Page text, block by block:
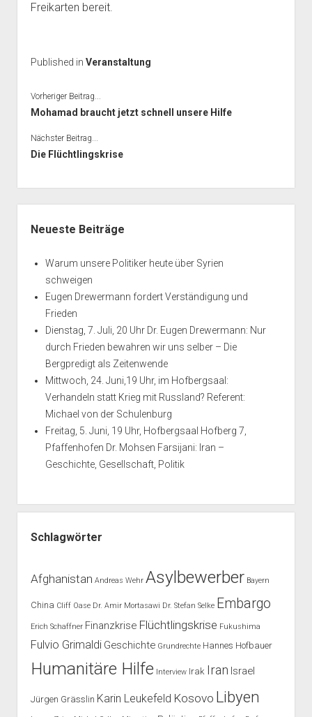
Freikarten bereit.
Published in Veranstaltung
Vorheriger Beitrag...
Mohamad braucht jetzt schnell unsere Hilfe
Nächster Beitrag...
Die Flüchtlingskrise
Neueste Beiträge
Warum unsere Politiker heute über Syrien
schweigen
Eugen Drewermann fordert Verständigung und
Frieden
Dienstag, 7. Juli, 20 Uhr Dr. Eugen Drewermann: Nur
durch Frieden bewahren wir uns selber – Die
Bergpredigt als Zeitenwende
Mittwoch, 24. Juni,19 Uhr, im Hofbergsaal:
Verhandeln statt Krieg mit Russland? Referent:
Michael von der Schulenburg
Freitag, 5. Juni, 19 Uhr, Hofbergsaal Hofberg 7,
Pfaffenhofen Dr. Mohsen Farsijani: Iran –
Geschichte, Gesellschaft, Politik
Schlagwörter
Afghanistan Andreas Wehr Asylbewerber Bayern
China Cliff Oase Dr. Amir Mortasawi Dr. Stefan Selke Embargo
Erich Schaffner Finanzkrise Flüchtlingskrise Fukushima
Fulvio Grimaldi Geschichte Grundrechte Hannes Hofbauer
Humanitäre Hilfe Interview Irak Iran Israel
Jürgen Grässlin Karin Leukefeld Kosovo Libyen